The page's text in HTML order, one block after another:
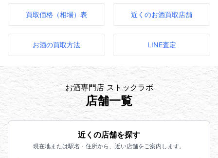
買取価格（相場）表 近くのお酒買取店舗
お酒の買取方法 LINE査定
お酒専門店 ストックラボ
店舗一覧
近くの店舗を探す
現在地または駅名・住所から、近い店舗をご案内します。